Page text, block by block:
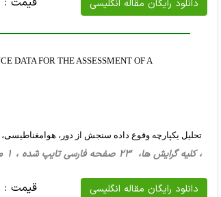
دانلود رایگان مقاله انگلیسی
DATA FOR THE ASSESSMENT OF A
تحلیل یکپارچه وقوع داده سنجش از دور،
، کلیه گرایش ها، 23 صفحه فارسی تایپ شده ، 1 مگا بایت WORD
دانلود رایگان مقاله انگلیسی قیمت :